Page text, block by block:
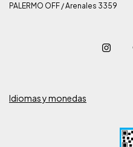
PALERMO OFF / Arenales 3359
Idiomas y monedas